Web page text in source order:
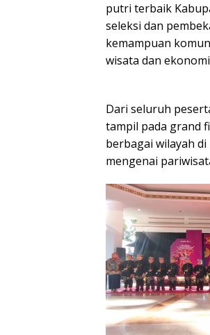
putri terbaik
seleksi dan
kemampuan
wisata dan
Dari seluruh
tampil pada grand
berbagai wilayah
mengenai